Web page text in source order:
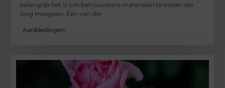
belangrijk het is om betrouwbare materialen te kiezen die
lang meegaan. Eén van die
Aanbiedingen